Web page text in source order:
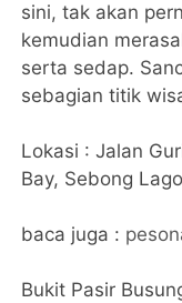
sini, tak akan
kemudian
serta sedap.
sebagian titik
Lokasi : Jalan
Bay, Sebong
baca juga :
Bukit Pasir